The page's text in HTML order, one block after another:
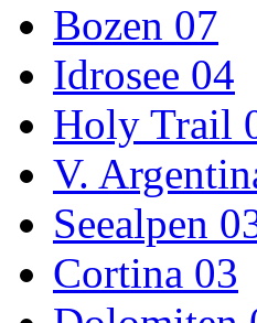
Bozen 07
Idrosee 04
Holy Trail
V.
Seealpen
Cortina 03